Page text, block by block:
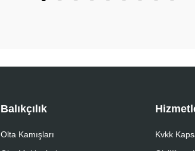
Balıkçılık
Olta Kamışları
Kvkk